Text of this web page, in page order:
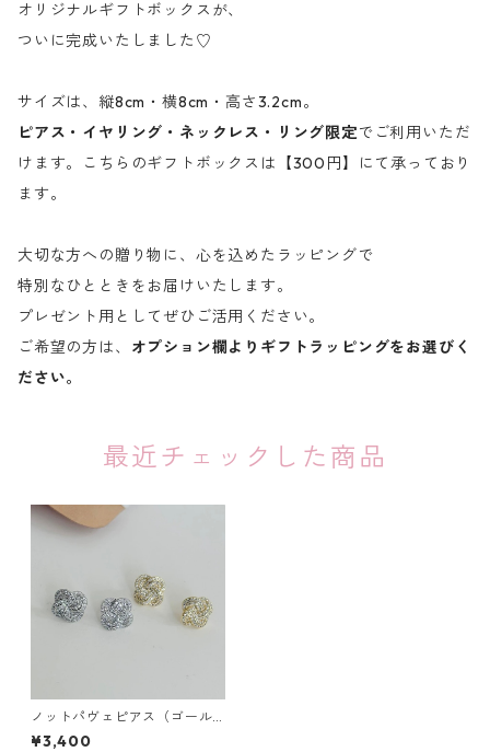
オリジナルギフトボックスが、
ついに完成いたしました♡
サイズは、縦8cm・横8cm・高さ3.2cm。
ピアス・イヤリング・ネックレス・リング限定でご利用いただ
けます。こちらのギフトボックスは【300円】にて承っており
ます。
大切な方への贈り物に、心を込めたラッピングで
特別なひとときをお届けいたします。
プレゼント用としてぜひご活用ください。
ご希望の方は、 オプション欄よりギフトラッピングをお選びく
ださい。
最近チェックした商品
ノットパヴェピアス（ゴール
ド・シルバー）：523
¥3,400